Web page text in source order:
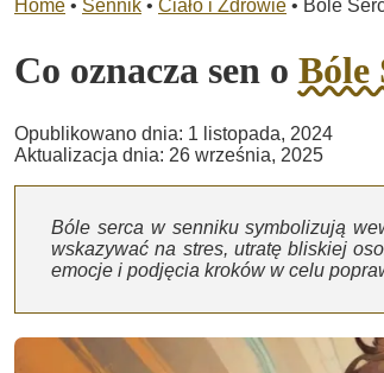
Home • Sennik • Ciało i Zdrowie • Bóle
Co oznacza sen o Bóle
Opublikowano dnia: 1 listopada, 2024
Aktualizacja dnia: 26 września, 2025
Bóle serca w senniku symbolizują
wskazywać na stres, utratę bliskiej
emocje i podjęcia kroków w celu